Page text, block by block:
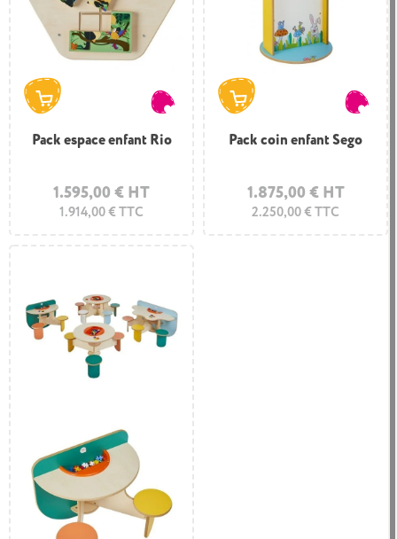
Pack espace enfant Rio
1.595,00 € HT
1.914,00 € TTC
Pack coin enfant Sego
1.875,00 € HT
2.250,00 € TTC